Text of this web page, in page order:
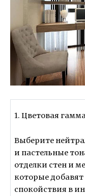
1. Цветовая
Выберите
и пастельные
отделки стен и
которые добавят
спокойствия в